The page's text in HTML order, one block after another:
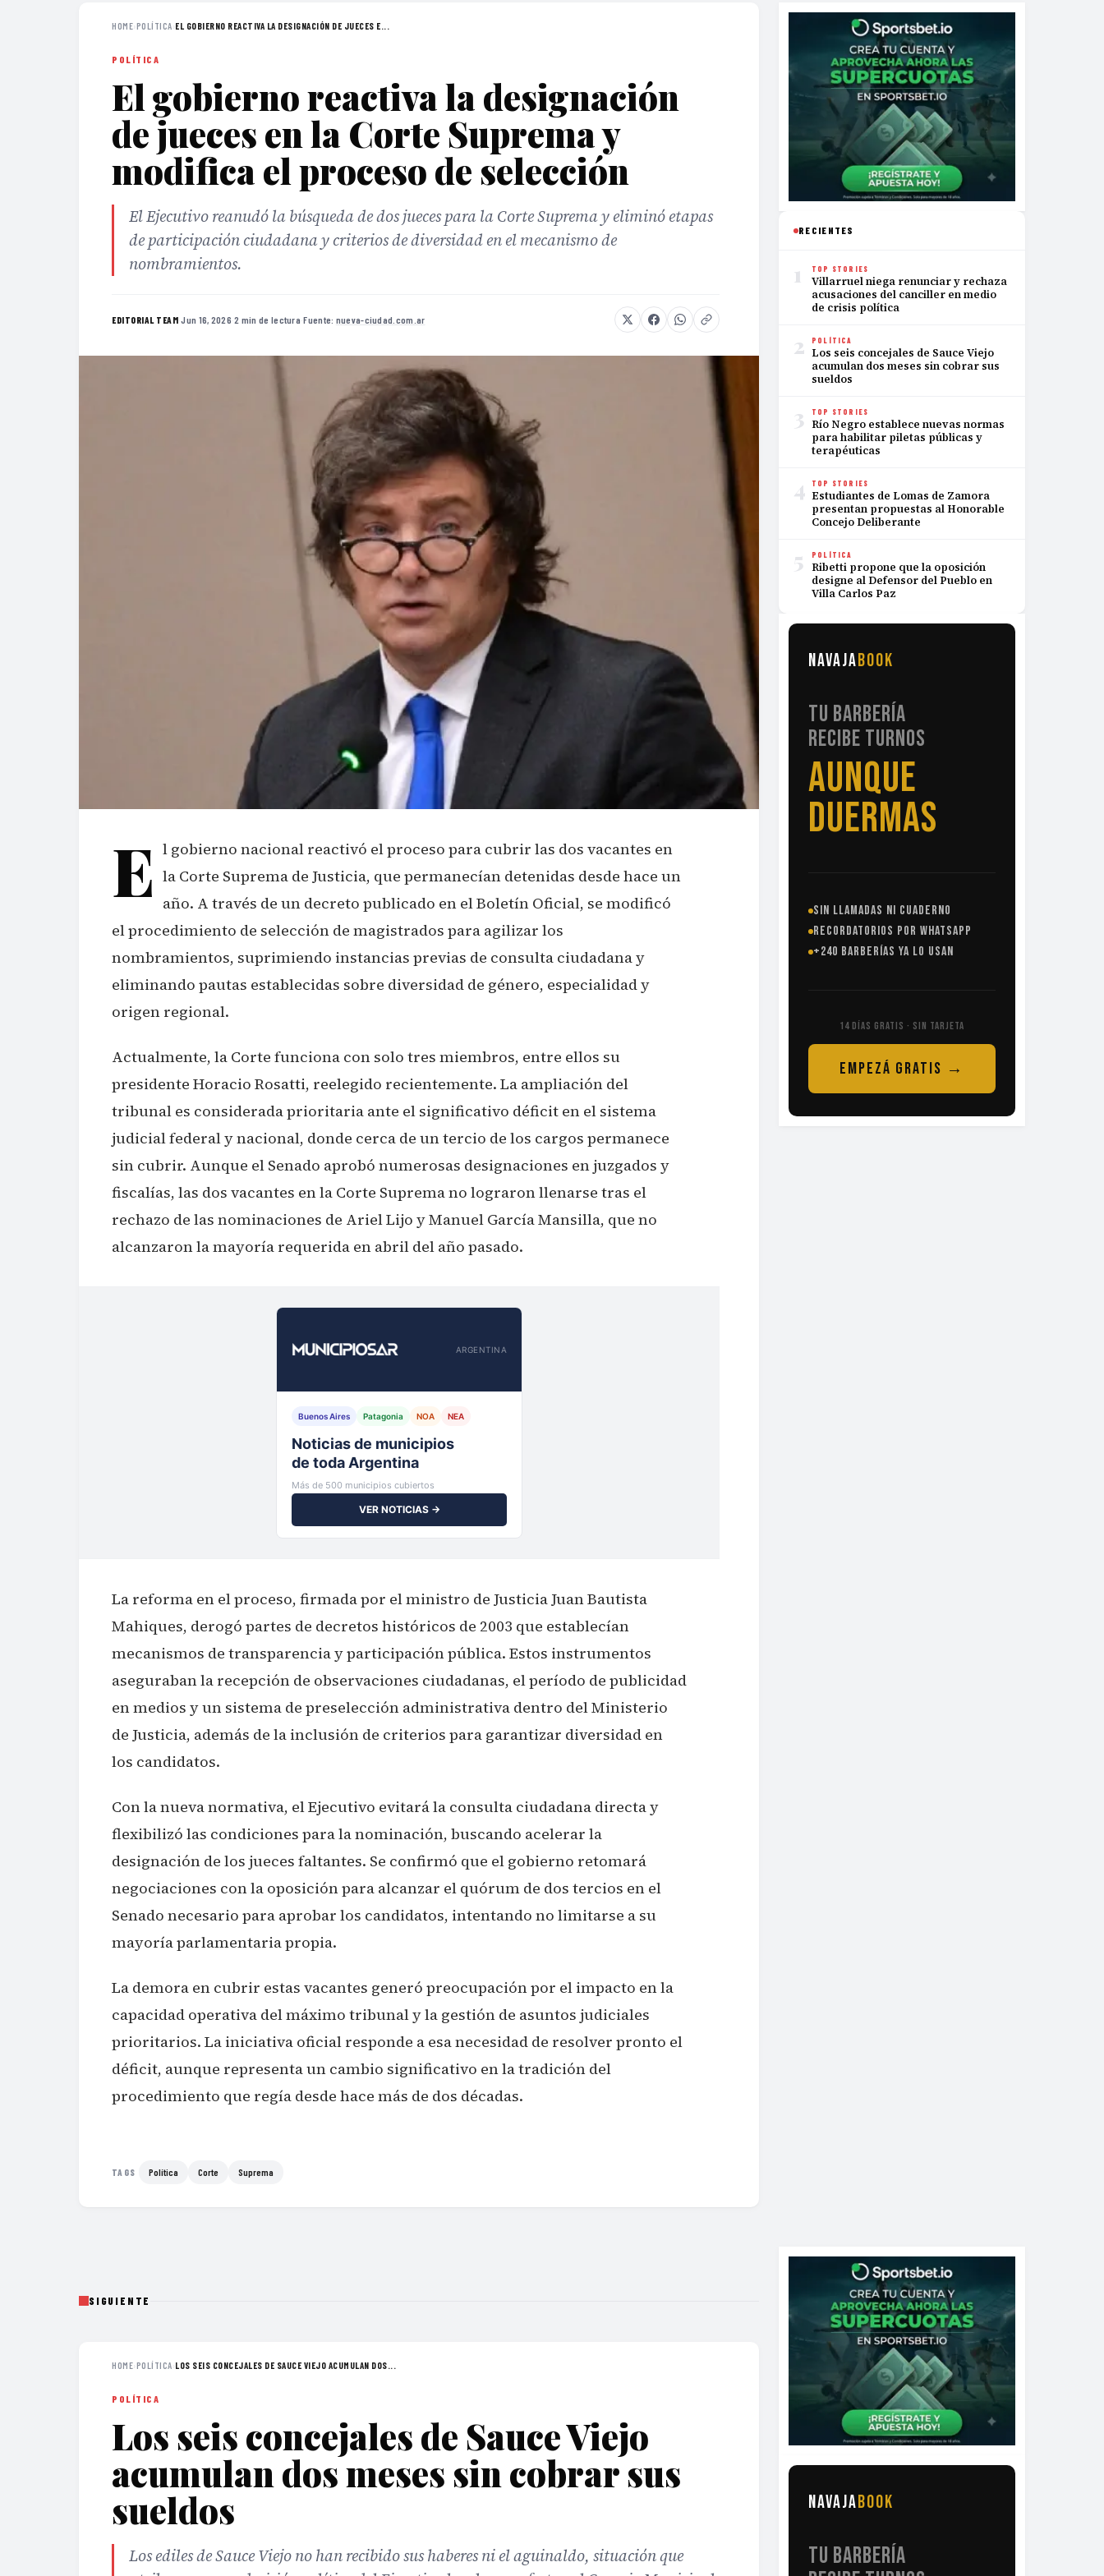
HOME›POLÍTICA›EL GOBIERNO REACTIVA LA DESIGNACIÓN DE JUECES E...
POLÍTICA
El gobierno reactiva la designación
de jueces en la Corte Suprema y
modifica el proceso de selección
El Ejecutivo reanudó la búsqueda de dos jueces para la Corte Suprema y eliminó etapas
de participación ciudadana y criterios de diversidad en el mecanismo de
nombramientos.
EDITORIAL TEAM·Jun 16, 2026·2 min de lectura·Fuente: nueva-ciudad.com.ar
E l gobierno nacional reactivó el proceso para cubrir las dos vacantes en
la Corte Suprema de Justicia, que permanecían detenidas desde hace un
año. A través de un decreto publicado en el Boletín Oficial, se modificó
el procedimiento de selección de magistrados para agilizar los
nombramientos, suprimiendo instancias previas de consulta ciudadana y
eliminando pautas establecidas sobre diversidad de género, especialidad y
origen regional.
Actualmente, la Corte funciona con solo tres miembros, entre ellos su
presidente Horacio Rosatti, reelegido recientemente. La ampliación del
tribunal es considerada prioritaria ante el significativo déficit en el sistema
judicial federal y nacional, donde cerca de un tercio de los cargos permanece
sin cubrir. Aunque el Senado aprobó numerosas designaciones en juzgados y
fiscalías, las dos vacantes en la Corte Suprema no lograron llenarse tras el
rechazo de las nominaciones de Ariel Lijo y Manuel García Mansilla, que no
alcanzaron la mayoría requerida en abril del año pasado.
ARGENTINA
Buenos Aires Patagonia NOA NEA
Tu municipio,
al instante
Más de 500 municipios cubiertos
VER NOTICIAS →
La reforma en el proceso, firmada por el ministro de Justicia Juan Bautista
Mahiques, derogó partes de decretos históricos de 2003 que establecían
mecanismos de transparencia y participación pública. Estos instrumentos
aseguraban la recepción de observaciones ciudadanas, el período de publicidad
en medios y un sistema de preselección administrativa dentro del Ministerio
de Justicia, además de la inclusión de criterios para garantizar diversidad en
los candidatos.
Con la nueva normativa, el Ejecutivo evitará la consulta ciudadana directa y
flexibilizó las condiciones para la nominación, buscando acelerar la
designación de los jueces faltantes. Se confirmó que el gobierno retomará
negociaciones con la oposición para alcanzar el quórum de dos tercios en el
Senado necesario para aprobar los candidatos, intentando no limitarse a su
mayoría parlamentaria propia.
La demora en cubrir estas vacantes generó preocupación por el impacto en la
capacidad operativa del máximo tribunal y la gestión de asuntos judiciales
prioritarios. La iniciativa oficial responde a esa necesidad de resolver pronto el
déficit, aunque representa un cambio significativo en la tradición del
procedimiento que regía desde hace más de dos décadas.
TAGS Política Corte Suprema
RECIENTES
1 TOP STORIES
Villarruel niega renunciar y rechaza
acusaciones del canciller en medio
de crisis política
2 POLÍTICA
Los seis concejales de Sauce Viejo
acumulan dos meses sin cobrar sus
sueldos
3 TOP STORIES
Río Negro establece nuevas normas
para habilitar piletas públicas y
terapéuticas
4 TOP STORIES
Estudiantes de Lomas de Zamora
presentan propuestas al Honorable
Concejo Deliberante
5 POLÍTICA
Ribetti propone que la oposición
designe al Defensor del Pueblo en
Villa Carlos Paz
NAVAJABOOK
TU BARBERÍA
RECIBE TURNOS
SIN
LLAMADAS
SIN LLAMADAS NI CUADERNO
RECORDATORIOS POR WHATSAPP
+240 BARBERÍAS YA LO USAN
14 DÍAS GRATIS · SIN TARJETA
EMPEZÁ GRATIS →
SIGUIENTE
HOME›POLÍTICA›LOS SEIS CONCEJALES DE SAUCE VIEJO ACUMULAN DOS...
POLÍTICA
Los seis concejales de Sauce Viejo
acumulan dos meses sin cobrar sus
sueldos
Los ediles de Sauce Viejo no han recibido sus haberes ni el aguinaldo, situación que
NAVAJABOOK
TU BARBERÍA